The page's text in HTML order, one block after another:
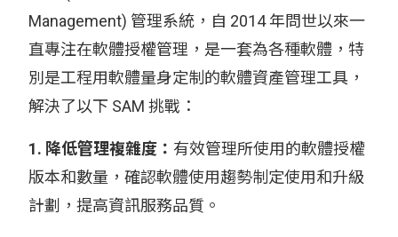
Management) 管理系統，自 2014 年問世以來一
直專注在軟體授權管理，是一套為各種軟體，特
別是工程用軟體量身定制的軟體資產管理工具，
解決了以下 SAM 挑戰：
1. 降低管理複雜度： 有效管理所使用的軟體授權
版本和數量，確認軟體使用趨勢制定使用和升級
計劃，提高資訊服務品質。